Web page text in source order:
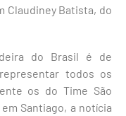
Claudiney Batista, do
do Brasil é de
todos os
os do Time São
Santiago, a notícia